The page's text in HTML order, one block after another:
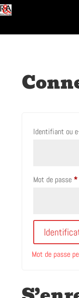
Identifiant ou
Mot de passe *
Mot de passe